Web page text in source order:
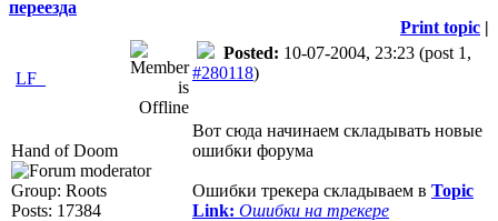
переезда
Print topic |
LF_
Posted: 10-07-2004, 23:23 (post 1,
#280118)
Hand of Doom
Group: Roots
Posts: 17384
Вот сюда начинаем складывать новые
ошибки форума
Ошибки трекера складываем в Topic
Link: Ошибки на трекере